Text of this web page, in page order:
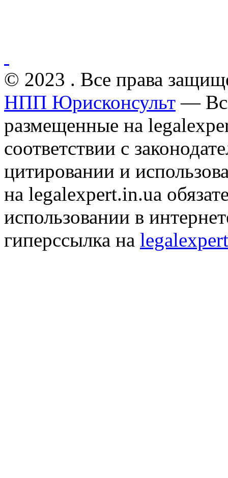
© 2023 . Все права
НПП Юрисконсульт —
размещенные на
соответствии с
цитировании и
на legalexpert.in.ua
использовании в
гиперссылка на